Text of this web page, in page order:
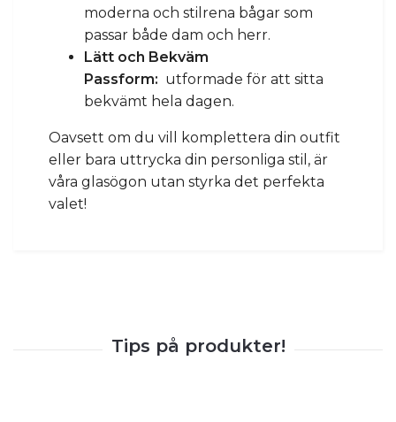
moderna och stilrena bågar som
passar både dam och herr.
Lätt och Bekväm
Passform: utformade för att sitta
bekvämt hela dagen.
Oavsett om du vill komplettera din outfit
eller bara uttrycka din personliga stil, är
våra glasögon utan styrka det perfekta
valet!